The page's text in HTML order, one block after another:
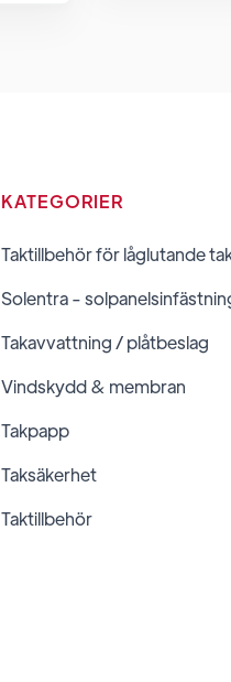
KATEGORIER
Taktillbehör för låglutande
Solentra -
Takavvattning / plåtbeslag
Vindskydd & membran
Takpapp
Taksäkerhet
Taktillbehör